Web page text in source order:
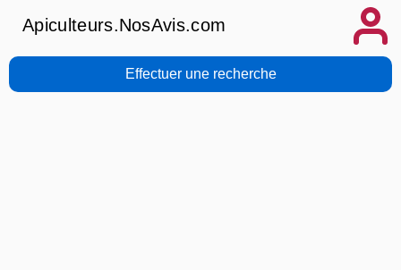
Apiculteurs.NosAvis.com
Effectuer une recherche